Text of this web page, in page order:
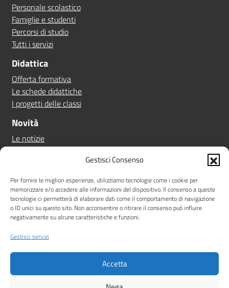
Gestisci Consenso
Per fornire le migliori esperienze, utilizziamo tecnologie come i cookie per
memorizzare e/o accedere alle informazioni del dispositivo. Il consenso a queste
tecnologie ci permetterà di elaborare dati come il comportamento di navigazione
o ID unici su questo sito. Non acconsentire o ritirare il consenso può influire
negativamente su alcune caratteristiche e funzioni.
Gestisci servizi
Accetta
Personale scolastico
Famiglie e studenti
Percorsi di studio
Tutti i servizi
Didattica
Offerta formativa
Le schede didattiche
I progetti delle classi
Novità
Le notizie
Le circolari
Albo online
Pn 21/27
Ptof
Iscrizioni
Sicurezza
Amministrazione TrasparenteAlbo onlinePrivacy Policy